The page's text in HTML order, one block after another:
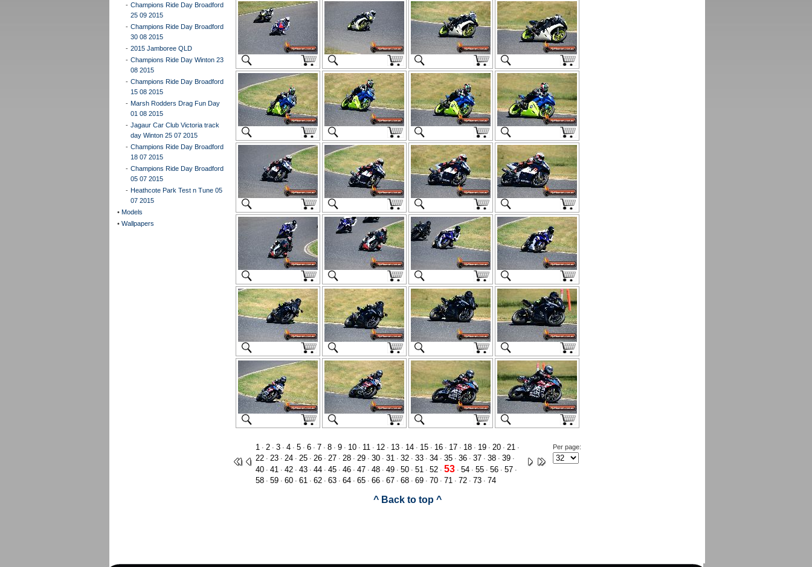
- Champions Ride Day Broadford
25 09 2015
- Champions Ride Day Broadford
30 08 2015
- 2015 Jamboree QLD
- Champions Ride Day Winton 23
08 2015
- Champions Ride Day Broadford
15 08 2015
- Marsh Rodders Drag Fun Day
01 08 2015
- Jagaur Car Club Victoria track
day Winton 25 07 2015
- Champions Ride Day Broadford
18 07 2015
- Champions Ride Day Broadford
05 07 2015
- Heathcote Park Test n Tune 05
07 2015
•Models
•Wallpapers
1 · 2· 3· 4· 5· 6· 7 · 8· 9· 10· 11 · 12· 13· 14· 15· 16· 17 · 18· 19· 20· 21 ·
22· 23· 24· 25· 26· 27 · 28· 29· 30· 31 · 32· 33· 34· 35· 36· 37 · 38· 39·
40· 41 · 42· 43· 44· 45· 46· 47 · 48· 49· 50· 51 · 52· 53· 54· 55· 56· 57 ·
58· 59· 60· 61 · 62· 63· 64· 65· 66· 67 · 68· 69· 70· 71 · 72· 73· 74
Per page:
^ Back to top ^